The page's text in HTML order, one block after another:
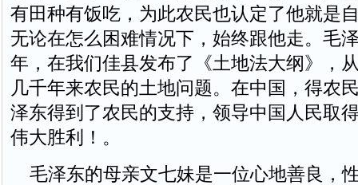
有田种有饭吃，为此农民也认定了他就是
无论在怎么困难情况下，始终跟他走。毛
年，在我们佳县发布了《土地法大纲》，
几千年来农民的土地问题。在中国，得农
泽东得到了农民的支持，领导中国人民取
伟大胜利！。
毛泽东的母亲文七妹是一位心地善良，